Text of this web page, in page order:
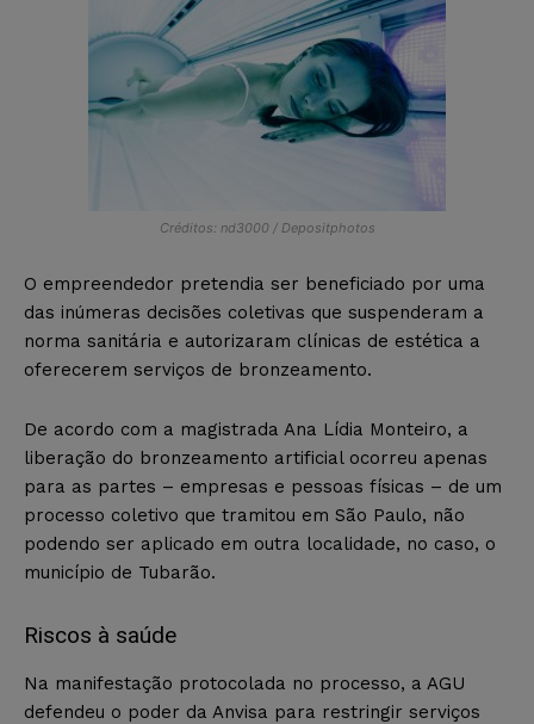
Créditos: nd3000 / Depositphotos
O empreendedor pretendia ser beneficiado por uma
das inúmeras decisões coletivas que suspenderam a
norma sanitária e autorizaram clínicas de estética a
oferecerem serviços de bronzeamento.
De acordo com a magistrada Ana Lídia Monteiro, a
liberação do bronzeamento artificial ocorreu apenas
para as partes – empresas e pessoas físicas – de um
processo coletivo que tramitou em São Paulo, não
podendo ser aplicado em outra localidade, no caso, o
município de Tubarão.
Riscos à saúde
Na manifestação protocolada no processo, a AGU
defendeu o poder da Anvisa para restringir serviços